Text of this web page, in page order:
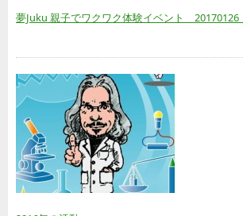
夢Juku 親子でワクワク体験イベント 20170126